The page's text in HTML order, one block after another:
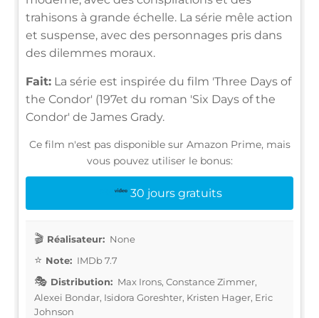
trahisons à grande échelle. La série mêle action
et suspense, avec des personnages pris dans
des dilemmes moraux.
Fait: La série est inspirée du film 'Three Days of
the Condor' (197et du roman 'Six Days of the
Condor' de James Grady.
Ce film n'est pas disponible sur Amazon Prime, mais
vous pouvez utiliser le bonus:
30 jours gratuits
Réalisateur: None
Note: IMDb 7.7
Distribution: Max Irons, Constance Zimmer,
Alexei Bondar, Isidora Goreshter, Kristen Hager, Eric
Johnson